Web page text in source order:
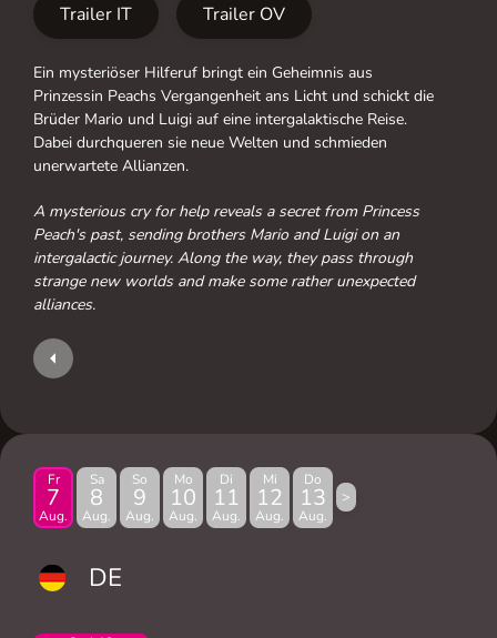
Trailer IT
Trailer OV
Ein mysteriöser Hilferuf bringt ein Geheimnis aus
Prinzessin Peachs Vergangenheit ans Licht und schickt die
Brüder Mario und Luigi auf eine intergalaktische Reise.
Dabei durchqueren sie neue Welten und schmieden
unerwartete Allianzen.
A mysterious cry for help reveals a secret from Princess
Peach's past, sending brothers Mario and Luigi on an
intergalactic journey. Along the way, they pass through
strange new worlds and make some rather unexpected
alliances.
Fr
7
Aug.
Sa
8
Aug.
So
9
Aug.
Mo
10
Aug.
Di
11
Aug.
Mi
12
Aug.
Do
13
Aug.
>
DE